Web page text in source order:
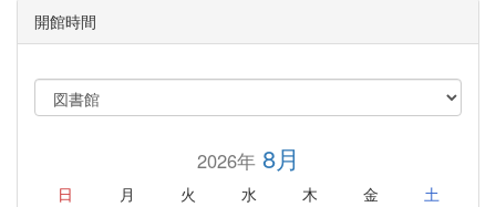
開館時間
2026年8月
日 月 火 水 木 金 土